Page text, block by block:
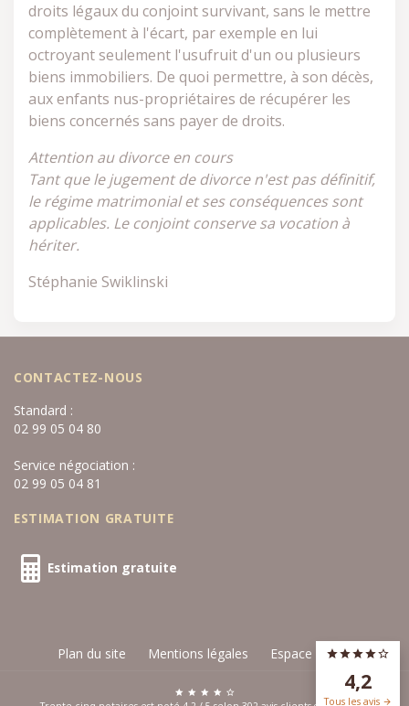
4,2
Tous les avis
droits légaux du conjoint survivant, sans le mettre
complètement à l'écart, par exemple en lui
octroyant seulement l'usufruit d'un ou plusieurs
biens immobiliers. De quoi permettre, à son décès,
aux enfants nus-propriétaires de récupérer les
biens concernés sans payer de droits.
Attention au divorce en cours
Tant que le jugement de divorce n'est pas définitif,
le régime matrimonial et ses conséquences sont
applicables. Le conjoint conserve sa vocation à
hériter.
Stéphanie Swiklinski
CONTACTEZ-NOUS
Standard :
02 99 05 04 80
Service négociation :
02 99 05 04 81
ESTIMATION GRATUITE
Estimation gratuite
Plan du site Mentions légales Espace privé